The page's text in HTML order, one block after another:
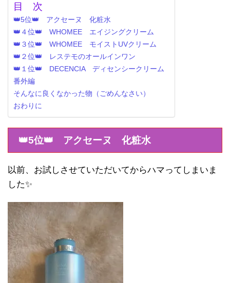
目 次
👑5位👑 アクセーヌ 化粧水
👑４位👑 WHOMEE エイジングクリーム
👑３位👑 WHOMEE モイストUVクリーム
👑２位👑 レステモのオールインワン
👑１位👑 DECENCIA ディセンシークリーム
番外編
そんなに良くなかった物（ごめんなさい）
おわりに
👑5位👑 アクセーヌ 化粧水
以前、お試しさせていただいてからハマってしまいま
した✨